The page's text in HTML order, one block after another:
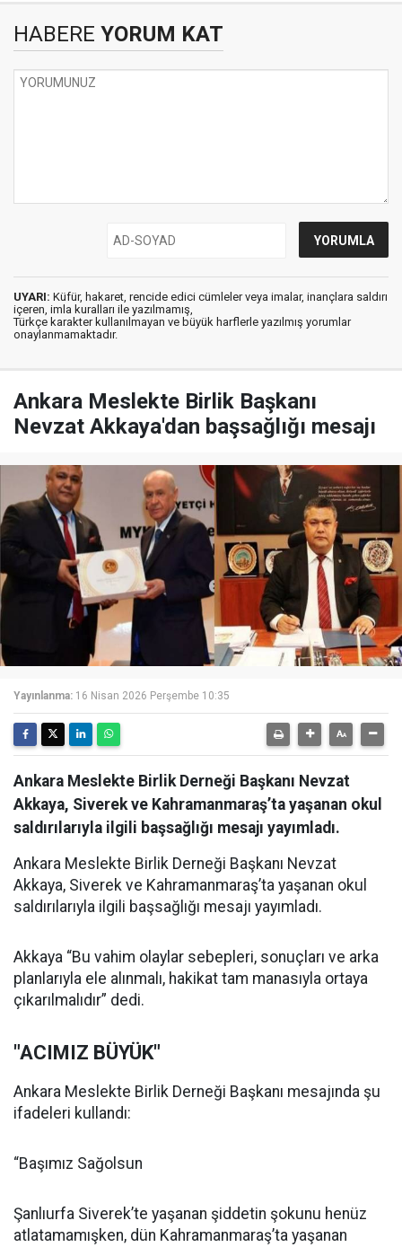
HABERE YORUM KAT
UYARI: Küfür, hakaret, rencide edici cümleler veya imalar, inançlara saldırı
içeren, imla kuralları ile yazılmamış,
Türkçe karakter kullanılmayan ve büyük harflerle yazılmış yorumlar
onaylanmamaktadır.
Ankara Meslekte Birlik Başkanı
Nevzat Akkaya'dan başsağlığı mesajı
Yayınlanma: 16 Nisan 2026 Perşembe 10:35
Ankara Meslekte Birlik Derneği Başkanı Nevzat
Akkaya, Siverek ve Kahramanmaraş’ta yaşanan okul
saldırılarıyla ilgili başsağlığı mesajı yayımladı.
Ankara Meslekte Birlik Derneği Başkanı Nevzat
Akkaya, Siverek ve Kahramanmaraş’ta yaşanan okul
saldırılarıyla ilgili başsağlığı mesajı yayımladı.
Akkaya “Bu vahim olaylar sebepleri, sonuçları ve arka
planlarıyla ele alınmalı, hakikat tam manasıyla ortaya
çıkarılmalıdır” dedi.
"ACIMIZ BÜYÜK"
Ankara Meslekte Birlik Derneği Başkanı mesajında şu
ifadeleri kullandı:
“Başımız Sağolsun
Şanlıurfa Siverek’te yaşanan şiddetin şokunu henüz
atlatamamışken, dün Kahramanmaraş’ta yaşanan